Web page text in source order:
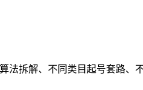
法拆解、不同类目起号套路